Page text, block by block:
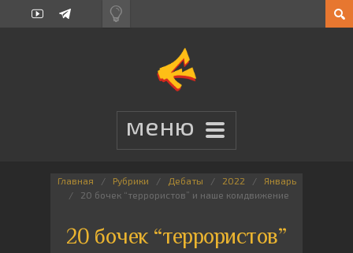
Главная Рубрики Дебаты 2022
Январь
20 бочек “террористов” и наше комдвижение
20 бочек “террористов”